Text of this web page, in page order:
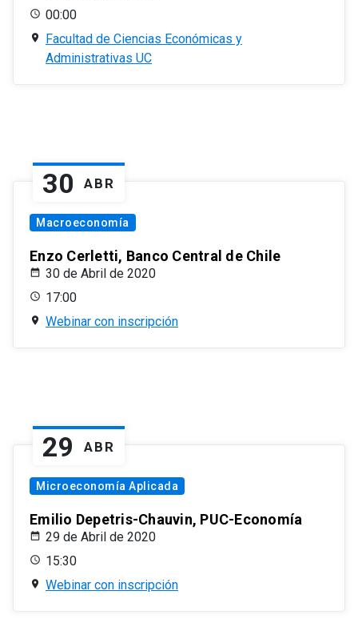
00:00
Facultad de Ciencias Económicas y
Administrativas UC
30 ABR
Macroeconomía
Enzo Cerletti, Banco Central de Chile
30 de Abril de 2020
17:00
Webinar con inscripción
29 ABR
Microeconomía Aplicada
Emilio Depetris-Chauvin, PUC-Economía
29 de Abril de 2020
15:30
Webinar con inscripción